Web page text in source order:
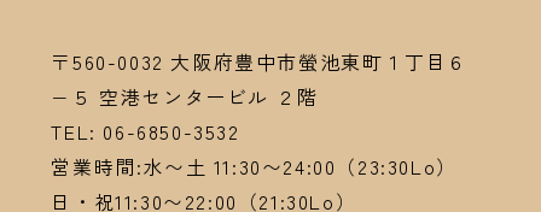
〒560-0032 大阪府豊中市螢池東町１丁目６
−５ 空港センタービル ２階
TEL: 06-6850-3532
営業時間:水〜土 11:30〜24:00（23:30Lo）
日・祝11:30〜22:00（21:30Lo）